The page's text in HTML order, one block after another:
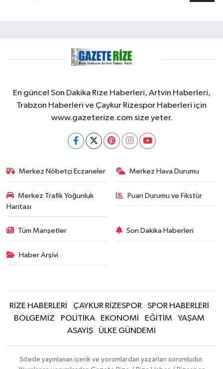
En güncel Son Dakika Rize Haberleri, Artvin Haberleri,
Trabzon Haberleri ve Çaykur Rizespor Haberleri için
www.gazeterize.com size yeter.
Merkez Nöbetçi Eczaneler Merkez Hava Durumu
Merkez Trafik Yoğunluk
Haritası
Puan Durumu ve Fikstür
Tüm Manşetler Son Dakika Haberleri
Haber Arşivi
RİZE HABERLERİ ÇAYKUR RİZESPOR
SPOR HABERLERİ
BÖLGEMİZ
POLİTİKA EKONOMİ EĞİTİM
YAŞAM
ASAYİŞ
ÜLKE GÜNDEMİ
Sitede yayınlanan içerik ve yorumlardan yazarları sorumludur.